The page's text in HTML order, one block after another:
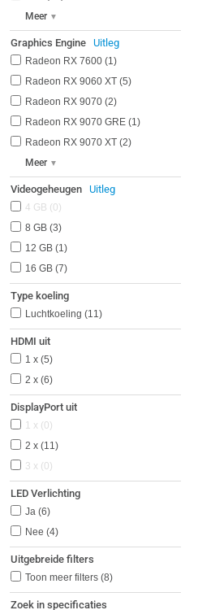
Meer
Graphics Engine Uitleg
Radeon RX 7600 1
Radeon RX 9060 XT 5
Radeon RX 9070 2
Radeon RX 9070 GRE 1
Radeon RX 9070 XT 2
Meer
Videogeheugen Uitleg
4 GB
0
8 GB 3
12 GB 1
16 GB 7
Type koeling
Luchtkoeling 11
HDMI uit
1 x 5
2 x 6
DisplayPort uit
1 x
0
2 x 11
3 x
0
LED Verlichting
Ja 6
Nee 4
Uitgebreide filters
Toon meer filters (8)
Zoek in specificaties